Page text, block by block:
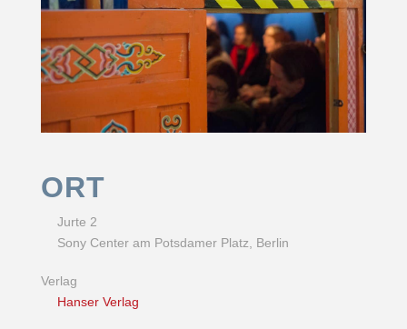
ORT
Jurte 2
Sony Center am Potsdamer Platz, Berlin
Verlag
Hanser Verlag